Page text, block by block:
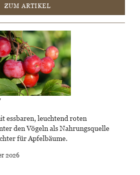
ZUM ARTIKEL
essbaren, leuchtend roten
den Vögeln als Nahrungsquelle
für Apfelbäume.
2026